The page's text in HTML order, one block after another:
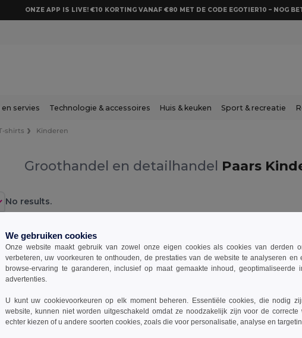
ONZE APP IS LIVE! €10 KORTING VANAF €80 MET DE CODE EGOTIER10 – NOG
servies Technologie & accessoires Huis & keuken Sport & recreatie
shirts Kinderen
Groothandel en detailhandel Paars
No results.
Neem contact op
We gebruiken cookies
Onze website maakt gebruik van zowel onze eigen cookies als cookies van derden
verbeteren, uw voorkeuren te onthouden, de prestaties van de website te analyseren en
browse-ervaring te garanderen, inclusief op maat gemaakte inhoud, geoptimaliseerde
advertenties.
U kunt uw cookievoorkeuren op elk moment beheren. Essentiële cookies, die nodig
website, kunnen niet worden uitgeschakeld omdat ze noodzakelijk zijn voor de
echter kiezen of u andere soorten cookies, zoals die voor personalisatie, analyse en